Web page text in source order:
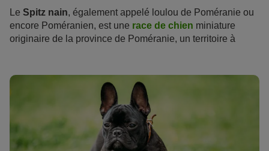
Le Spitz nain, également appelé loulou de Poméranie ou
encore Poméranien, est une race de chien miniature
originaire de la province de Poméranie, un territoire à
doute par son caractère amical, son assurance et
son énergie. Pas étonnant que de plus en plus de chiens
de cette race miniature gagnent le cœur des amoureux des